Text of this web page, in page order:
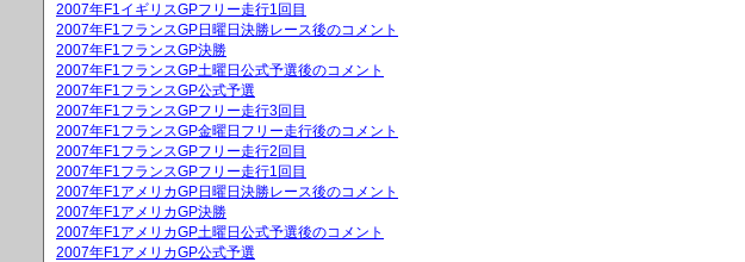
2007年F1イギリスGPフリー走行1回目
2007年F1フランスGP日曜日決勝レース後のコメント
2007年F1フランスGP決勝
2007年F1フランスGP土曜日公式予選後のコメント
2007年F1フランスGP公式予選
2007年F1フランスGPフリー走行3回目
2007年F1フランスGP金曜日フリー走行後のコメント
2007年F1フランスGPフリー走行2回目
2007年F1フランスGPフリー走行1回目
2007年F1アメリカGP日曜日決勝レース後のコメント
2007年F1アメリカGP決勝
2007年F1アメリカGP土曜日公式予選後のコメント
2007年F1アメリカGP公式予選